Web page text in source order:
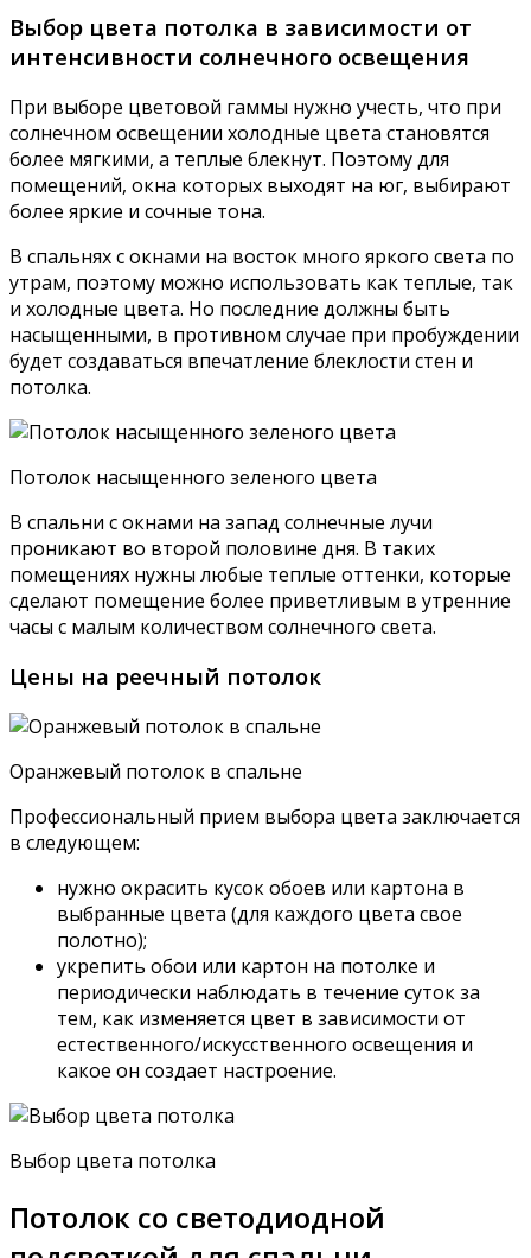
Выбор цвета потолка в зависимости от
интенсивности солнечного освещения
При выборе цветовой гаммы нужно учесть, что при
солнечном освещении холодные цвета становятся
более мягкими, а теплые блекнут. Поэтому для
помещений, окна которых выходят на юг, выбирают
более яркие и сочные тона.
В спальнях с окнами на восток много яркого света по
утрам, поэтому можно использовать как теплые, так
и холодные цвета. Но последние должны быть
насыщенными, в противном случае при пробуждении
будет создаваться впечатление блеклости стен и
потолка.
Потолок насыщенного зеленого цвета
В спальни с окнами на запад солнечные лучи
проникают во второй половине дня. В таких
помещениях нужны любые теплые оттенки, которые
сделают помещение более приветливым в утренние
часы с малым количеством солнечного света.
Цены на реечный потолок
Оранжевый потолок в спальне
Профессиональный прием выбора цвета заключается
в следующем:
нужно окрасить кусок обоев или картона в
выбранные цвета (для каждого цвета свое
полотно);
укрепить обои или картон на потолке и
периодически наблюдать в течение суток за
тем, как изменяется цвет в зависимости от
естественного/искусственного освещения и
какое он создает настроение.
Выбор цвета потолка
Потолок со светодиодной